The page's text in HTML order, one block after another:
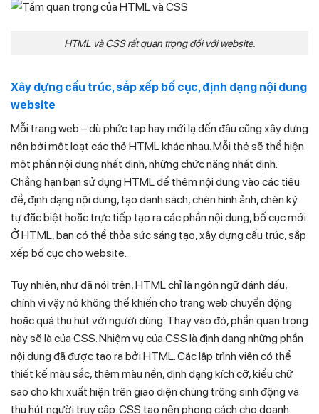
HTML và CSS rất quan trọng đối với website.
Xây dựng cấu trúc, sắp xếp bố cục, định dạng nội dung
website
Mỗi trang web – dù phức tạp hay mới lạ đến đâu cũng xây dựng
nên bởi một loạt các thẻ HTML khác nhau. Mỗi thẻ sẽ thể hiện
một phần nội dung nhất định, những chức năng nhất định.
Chẳng hạn bạn sử dụng HTML để thêm nội dung vào các tiêu
đề, định dạng nội dung, tạo danh sách, chèn hình ảnh, chèn ký
tự đặc biệt hoặc trực tiếp tạo ra các phần nội dung, bố cục mới.
Ở HTML, bạn có thể thỏa sức sáng tạo, xây dựng cấu trúc, sắp
xếp bố cục cho website.
Tuy nhiên, như đã nói trên, HTML chỉ là ngôn ngữ đánh dấu,
chính vì vậy nó không thể khiến cho trang web chuyển động
hoặc quá thu hút với người dùng. Thay vào đó, phần quan trọng
này sẽ là của CSS. Nhiệm vụ của CSS là định dạng những phần
nội dung đã được tạo ra bởi HTML. Các lập trình viên có thể
thiết kế màu sắc, thêm màu nền, định dạng kích cỡ, kiểu chữ
sao cho khi xuất hiện trên giao diện chúng trông sinh động và
thu hút người truy cập. CSS tạo nên phong cách cho doanh